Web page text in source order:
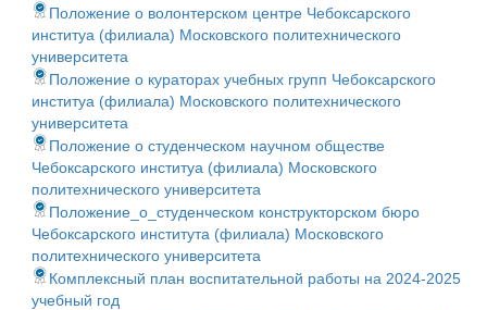
Положение о волонтерском центре Чебоксарского
институа (филиала) Московского политехнического
университета
Положение о кураторах учебных групп Чебоксарского
институа (филиала) Московского политехнического
университета
Положение о студенческом научном обществе
Чебоксарского институа (филиала) Московского
политехнического университета
Положение_о_студенческом конструкторском бюро
Чебоксарского института (филиала) Московского
политехнического университета
Комплексный план воспитательной работы на 2024-2025
учебный год